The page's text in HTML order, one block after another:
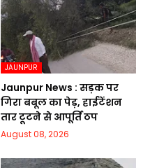
JAUNPUR
Jaunpur News : सड़क पर
गिरा बबूल का पेड़, हाईटेंशन
तार टूटने से आपूर्ति ठप
August 08, 2026